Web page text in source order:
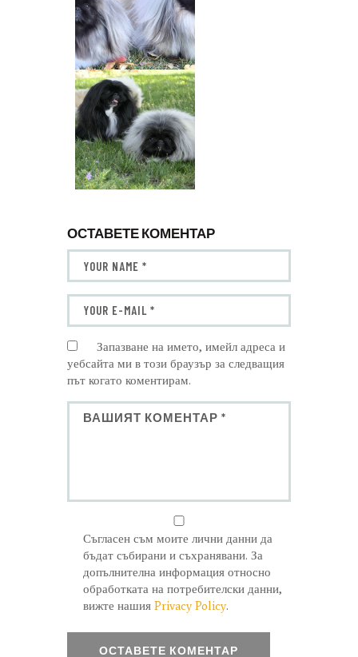
ОСТАВЕТЕ КОМЕНТАР
Запазване на името, имейл адреса и
уебсайта ми в този браузър за следващия
път когато коментирам.
Съгласен съм моите лични данни да
бъдат събирани и съхранявани. За
допълнителна информация относно
обработката на потребителски данни,
вижте нашияPrivacy Policy.